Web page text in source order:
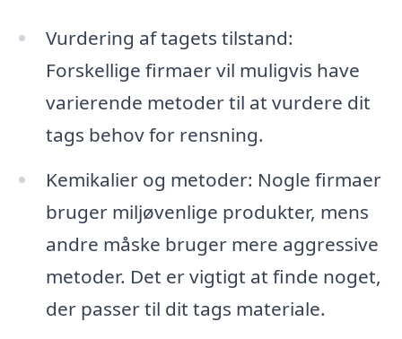
Vurdering af tagets tilstand:
Forskellige firmaer vil muligvis have
varierende metoder til at vurdere dit
tags behov for rensning.
Kemikalier og metoder: Nogle firmaer
bruger miljøvenlige produkter, mens
andre måske bruger mere aggressive
metoder. Det er vigtigt at finde noget,
der passer til dit tags materiale.